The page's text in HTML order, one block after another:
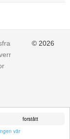
forstått
vår
© 2026